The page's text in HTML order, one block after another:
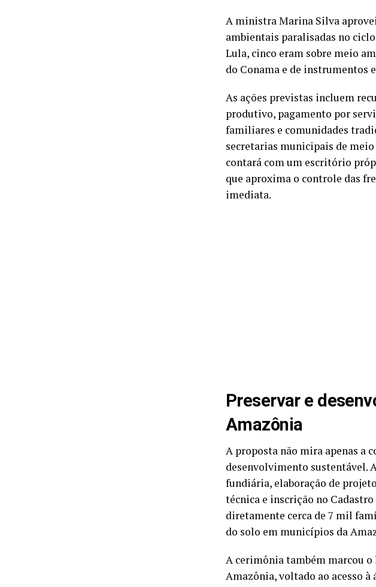
A ministra Marina Silva
ambientais paralisadas no
Lula, cinco eram sobre meio
do Conama e de instrumentos
As ações previstas incluem
produtivo, pagamento por
familiares e comunidades
secretarias municipais de
contará com um escritório
que aproxima o controle das
imediata.
Preservar e
Amazônia
A proposta não mira apenas a
desenvolvimento sustentável.
fundiária, elaboração de
técnica e inscrição no
diretamente cerca de 7 mil
do solo em municípios da
A cerimônia também marcou o
Amazônia, voltado ao acesso